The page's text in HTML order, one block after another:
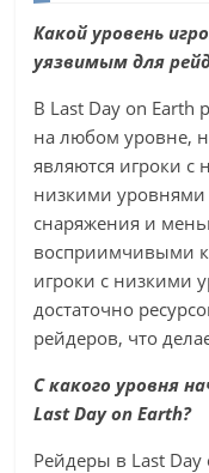
Какой уровень
уязвимым для
В Last Day on Earth
на любом уровне,
являются игроки
низкими
снаряжения и
восприимчивыми к
игроки с низкими
достаточно
рейдеров, что
С какого уровня
Last Day on Earth?
Рейдеры в Last Day